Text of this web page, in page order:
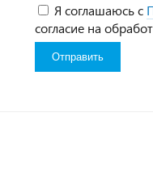
Я соглашаюсь с
согласие на